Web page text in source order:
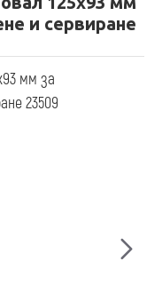
и сервиране